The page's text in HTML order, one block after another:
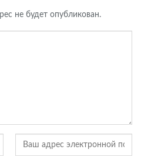
не будет опубликован.